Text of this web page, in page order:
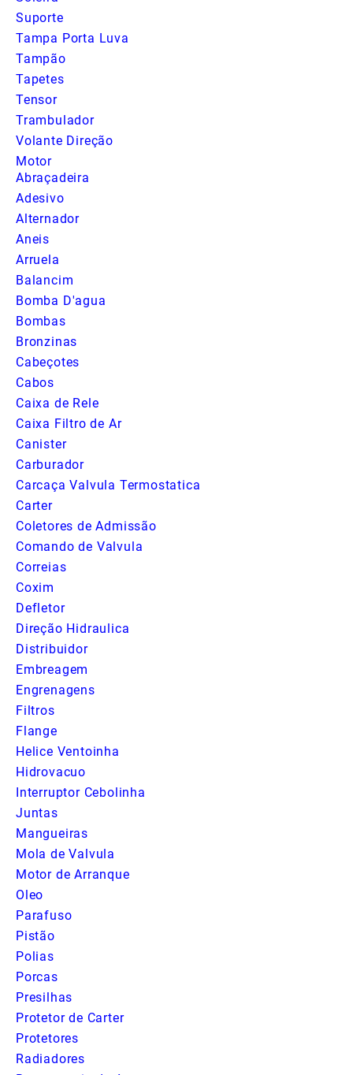
Suporte
Tampa Porta Luva
Tampão
Tapetes
Tensor
Trambulador
Volante Direção
Motor
Abraçadeira
Adesivo
Alternador
Aneis
Arruela
Balancim
Bomba D'agua
Bombas
Bronzinas
Cabeçotes
Cabos
Caixa de Rele
Caixa Filtro de Ar
Canister
Carburador
Carcaça Valvula Termostatica
Carter
Coletores de Admissão
Comando de Valvula
Correias
Coxim
Defletor
Direção Hidraulica
Distribuidor
Embreagem
Engrenagens
Filtros
Flange
Helice Ventoinha
Hidrovacuo
Interruptor Cebolinha
Juntas
Mangueiras
Mola de Valvula
Motor de Arranque
Oleo
Parafuso
Pistão
Polias
Porcas
Presilhas
Protetor de Carter
Protetores
Radiadores